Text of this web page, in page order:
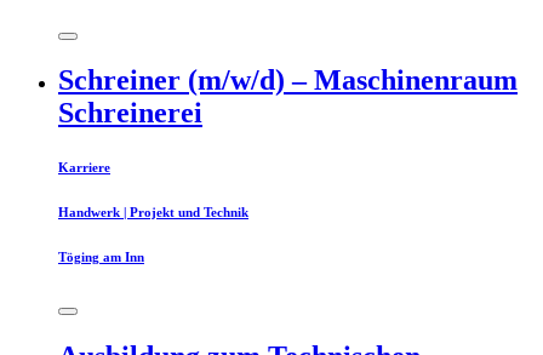
Schreiner (m/w/d) – Maschinenraum
Schreinerei
Karriere
Handwerk | Projekt und Technik
Töging am Inn